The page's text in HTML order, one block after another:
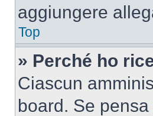
aggiungere
Top
» Perché ho
Ciascun
board. Se